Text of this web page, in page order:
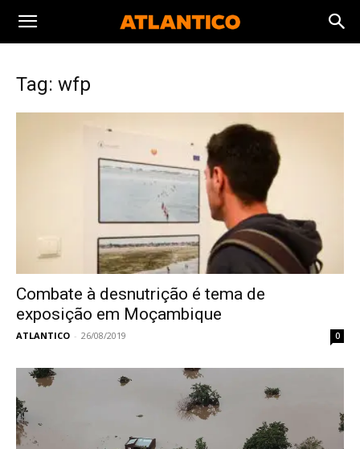
Tag: wfp
Combate à desnutrição é tema de
exposição em Moçambique
ATLANTICO - 26/08/2019 0